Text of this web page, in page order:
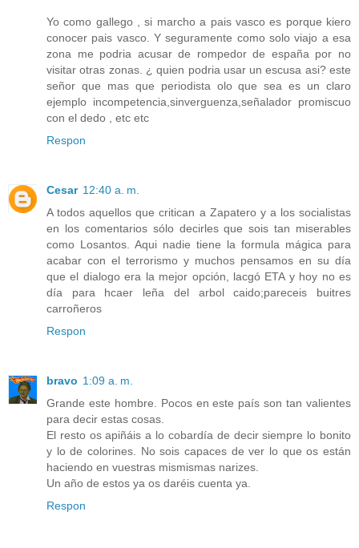
Yo como gallego , si marcho a pais vasco es porque kiero
conocer pais vasco. Y seguramente como solo viajo a esa
zona me podria acusar de rompedor de españa por no
visitar otras zonas. ¿ quien podria usar un escusa asi? este
señor que mas que periodista olo que sea es un claro
ejemplo incompetencia,sinverguenza,señalador promiscuo
con el dedo , etc etc
Respon
Cesar 12:40 a. m.
A todos aquellos que critican a Zapatero y a los socialistas
en los comentarios sólo decirles que sois tan miserables
como Losantos. Aqui nadie tiene la formula mágica para
acabar con el terrorismo y muchos pensamos en su día
que el dialogo era la mejor opción, lacgó ETA y hoy no es
día para hcaer leña del arbol caido;pareceis buitres
carroñeros
Respon
bravo 1:09 a. m.
Grande este hombre. Pocos en este país son tan valientes
para decir estas cosas.
El resto os apiñáis a lo cobardía de decir siempre lo bonito
y lo de colorines. No sois capaces de ver lo que os están
haciendo en vuestras mismismas narizes.
Un año de estos ya os daréis cuenta ya.
Respon